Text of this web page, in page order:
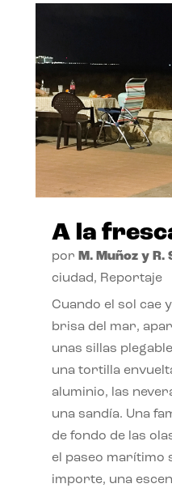
A la
por M. Muñoz y R.
ciudad, Reportaje
Cuando el sol cae
brisa del mar,
unas sillas
una tortilla
aluminio, las
una sandía. Una
de fondo de las
el paseo marítimo
importe, una